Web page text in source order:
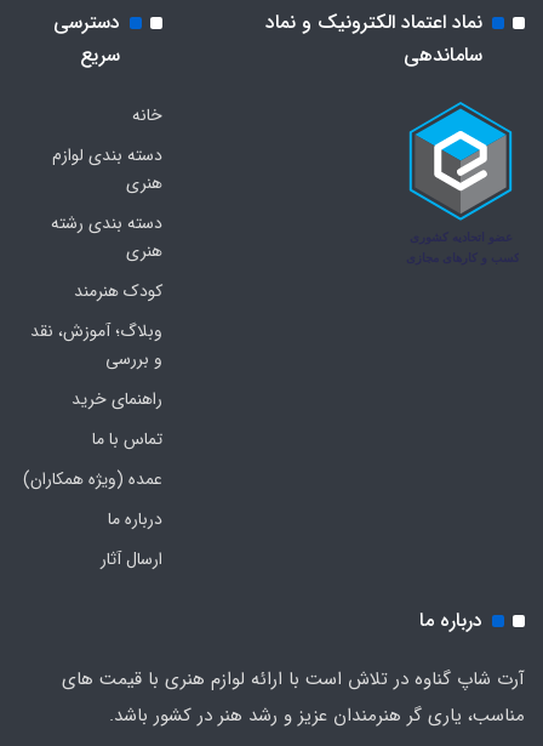
نماد اعتماد الکترونیک و نماد
ساماندهی
دسترسی
سریع
خانه
دسته بندی لوازم
هنری
دسته بندی رشته
هنری
کودک هنرمند
وبلاگ؛ آموزش، نقد
و بررسی
راهنمای خرید
تماس با ما
عمده (ویژه همکاران)
درباره ما
ارسال آثار
درباره ما
آرت شاپ گناوه در تلاش است با ارائه لوازم هنری با قیمت های
مناسب، یاری گر هنرمندان عزیز و رشد هنر در کشور باشد.